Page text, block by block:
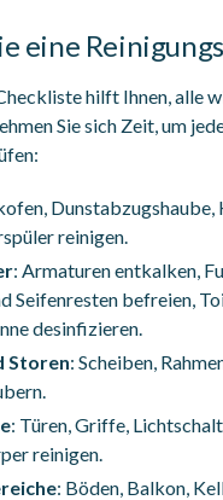
eine
hilft Ihnen, alle
Sie sich Zeit, um
Dunstabzugshaube,
reinigen.
: Armaturen entkalken,
Seifenresten befreien,
desinfizieren.
Storen: Scheiben,
: Türen, Griffe,
reinigen.
: Böden, Balkon,